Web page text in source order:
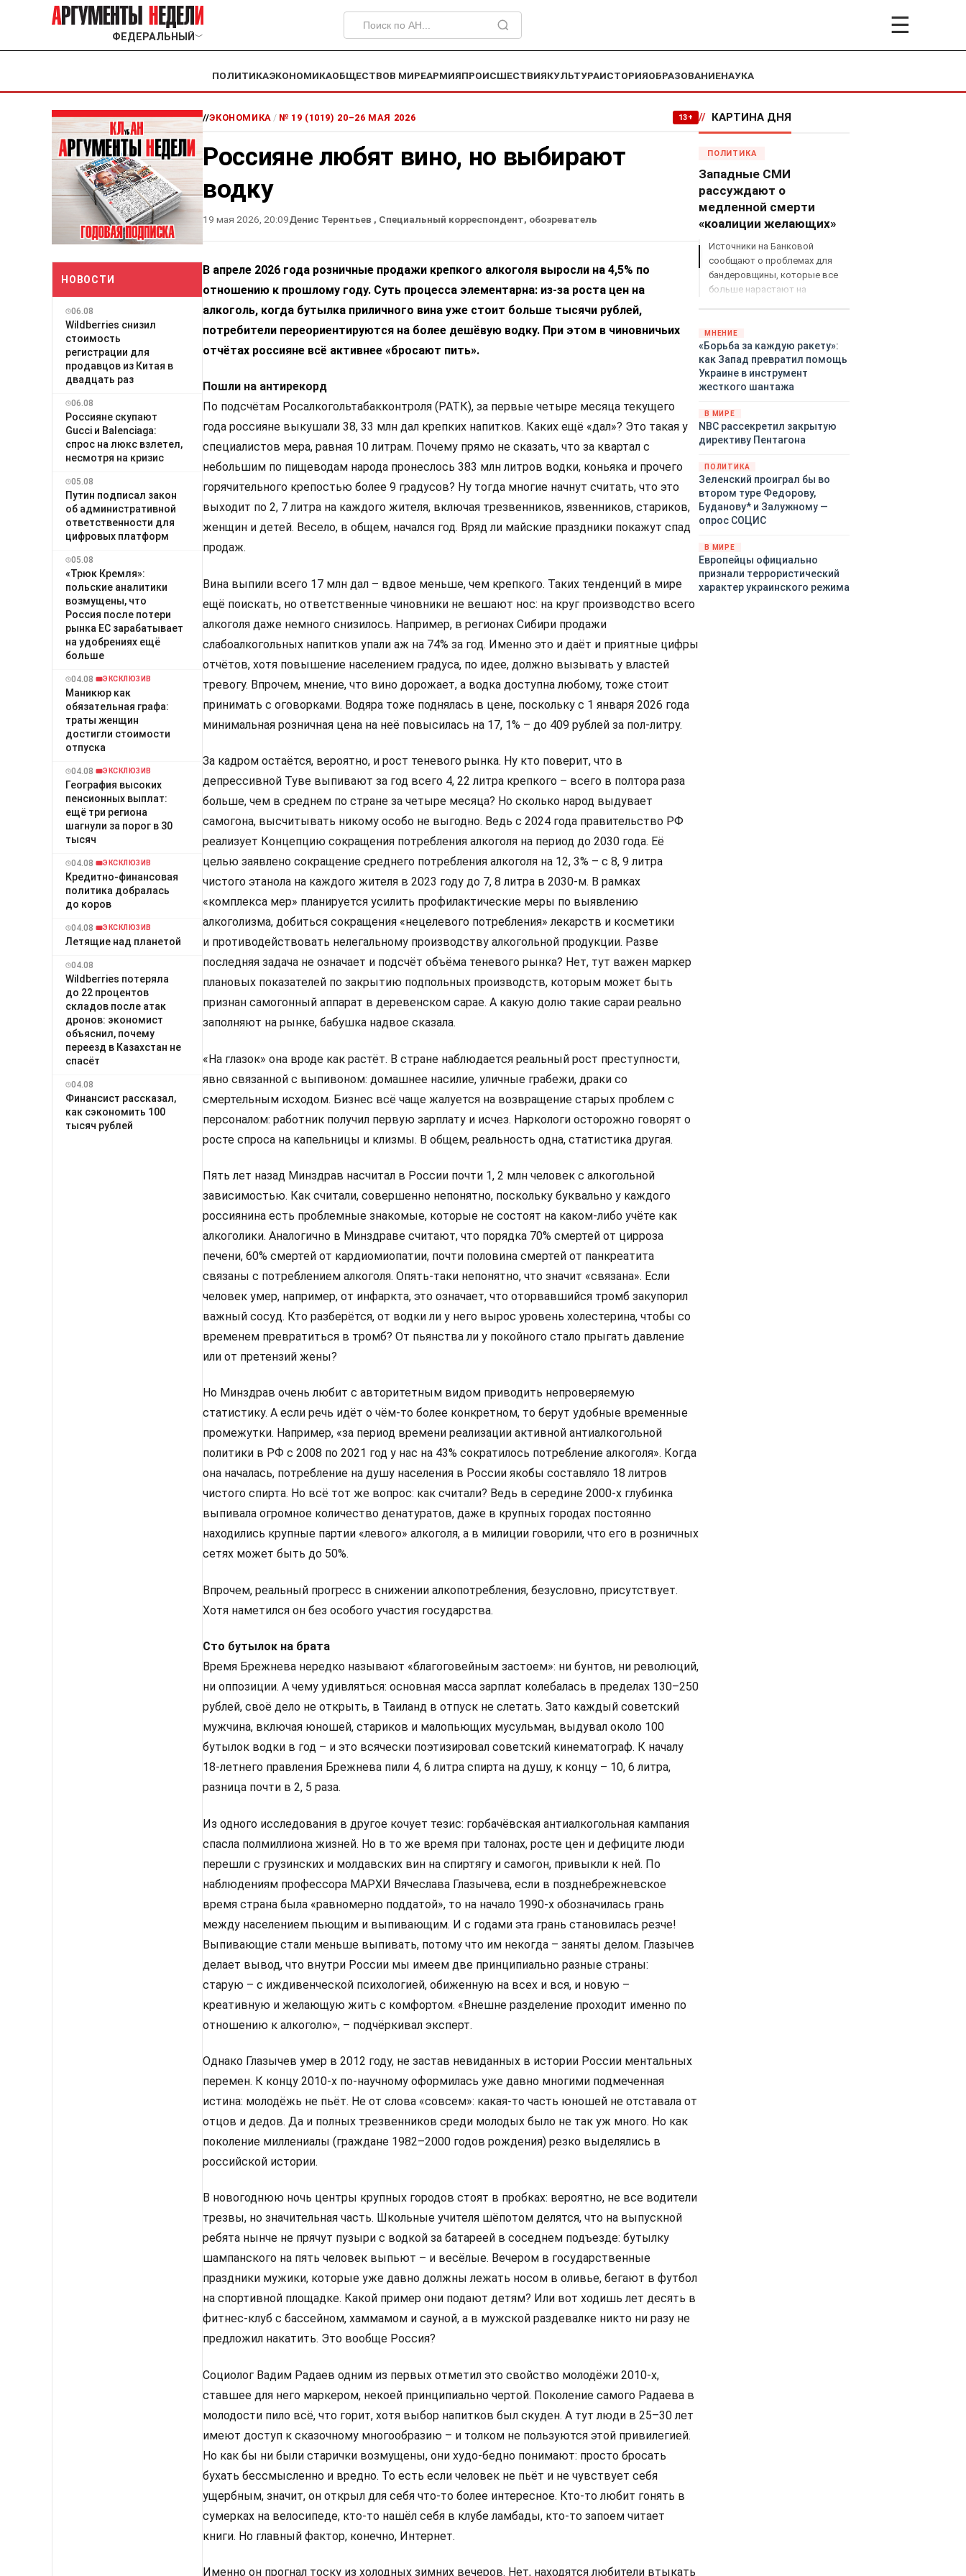
ФЕДЕРАЛЬНЫЙ ﹀ ☰
ПОЛИТИКАЭКОНОМИКАОБЩЕСТВОВ МИРЕАРМИЯПРОИСШЕСТВИЯКУЛЬТУРАИСТОРИЯОБРАЗОВАНИЕНАУКА
НОВОСТИ
06.08
Wildberries снизил
стоимость
регистрации для
продавцов из Китая в
двадцать раз
06.08
Россияне скупают
Gucci и Balenciaga:
спрос на люкс взлетел,
несмотря на кризис
05.08
Путин подписал закон
об административной
ответственности для
цифровых платформ
05.08
«Трюк Кремля»:
польские аналитики
возмущены, что
Россия после потери
рынка ЕС зарабатывает
на удобрениях ещё
больше
04.08 ЭКСКЛЮЗИВ
Маникюр как
обязательная графа:
траты женщин
достигли стоимости
отпуска
04.08 ЭКСКЛЮЗИВ
География высоких
пенсионных выплат:
ещё три региона
шагнули за порог в 30
тысяч
04.08 ЭКСКЛЮЗИВ
Кредитно-финансовая
политика добралась
до коров
04.08 ЭКСКЛЮЗИВ
Летящие над планетой
04.08
Wildberries потеряла
до 22 процентов
складов после атак
дронов: экономист
объяснил, почему
переезд в Казахстан не
спасёт
04.08
Финансист рассказал,
как сэкономить 100
тысяч рублей
//ЭКОНОМИКА / № 19 (1019) 20–26 МАЯ 2026 13+
Россияне любят вино, но выбирают
водку
19 мая 2026, 20:09Денис Терентьев , Специальный корреспондент, обозреватель
В апреле 2026 года розничные продажи крепкого алкоголя выросли на 4,5% по
отношению к прошлому году. Суть процесса элементарна: из-за роста цен на
алкоголь, когда бутылка приличного вина уже стоит больше тысячи рублей,
потребители переориентируются на более дешёвую водку. При этом в чиновничьих
отчётах россияне всё активнее «бросают пить».
Пошли на антирекорд
По подсчётам Росалкогольтабакконтроля (РАТК), за первые четыре месяца текущего
года россияне выкушали 38, 33 млн дал крепких напитков. Каких ещё «дал»? Это такая у
специалистов мера, равная 10 литрам. Почему прямо не сказать, что за квартал с
небольшим по пищеводам народа пронеслось 383 млн литров водки, коньяка и прочего
горячительного крепостью более 9 градусов? Ну тогда многие начнут считать, что это
выходит по 2, 7 литра на каждого жителя, включая трезвенников, язвенников, стариков,
женщин и детей. Весело, в общем, начался год. Вряд ли майские праздники покажут спад
продаж.
Вина выпили всего 17 млн дал – вдвое меньше, чем крепкого. Таких тенденций в мире
ещё поискать, но ответственные чиновники не вешают нос: на круг производство всего
алкоголя даже немного снизилось. Например, в регионах Сибири продажи
слабоалкогольных напитков упали аж на 74% за год. Именно это и даёт и приятные цифры
отчётов, хотя повышение населением градуса, по идее, должно вызывать у властей
тревогу. Впрочем, мнение, что вино дорожает, а водка доступна любому, тоже стоит
принимать с оговорками. Водяра тоже поднялась в цене, поскольку с 1 января 2026 года
минимальная розничная цена на неё повысилась на 17, 1% – до 409 рублей за пол-литру.
За кадром остаётся, вероятно, и рост теневого рынка. Ну кто поверит, что в
депрессивной Туве выпивают за год всего 4, 22 литра крепкого – всего в полтора раза
больше, чем в среднем по стране за четыре месяца? Но сколько народ выдувает
самогона, высчитывать никому особо не выгодно. Ведь с 2024 года правительство РФ
реализует Концепцию сокращения потребления алкоголя на период до 2030 года. Её
целью заявлено сокращение среднего потребления алкоголя на 12, 3% – с 8, 9 литра
чистого этанола на каждого жителя в 2023 году до 7, 8 литра в 2030-м. В рамках
«комплекса мер» планируется усилить профилактические меры по выявлению
алкоголизма, добиться сокращения «нецелевого потребления» лекарств и косметики
и противодействовать нелегальному производству алкогольной продукции. Разве
последняя задача не означает и подсчёт объёма теневого рынка? Нет, тут важен маркер
плановых показателей по закрытию подпольных производств, которым может быть
признан самогонный аппарат в деревенском сарае. А какую долю такие сараи реально
заполняют на рынке, бабушка надвое сказала.
«На глазок» она вроде как растёт. В стране наблюдается реальный рост преступности,
явно связанной с выпивоном: домашнее насилие, уличные грабежи, драки со
смертельным исходом. Бизнес всё чаще жалуется на возвращение старых проблем с
персоналом: работник получил первую зарплату и исчез. Наркологи осторожно говорят о
росте спроса на капельницы и клизмы. В общем, реальность одна, статистика другая.
Пять лет назад Минздрав насчитал в России почти 1, 2 млн человек с алкогольной
зависимостью. Как считали, совершенно непонятно, поскольку буквально у каждого
россиянина есть проблемные знакомые, которые не состоят на каком-либо учёте как
алкоголики. Аналогично в Минздраве считают, что порядка 70% смертей от цирроза
печени, 60% смертей от кардиомиопатии, почти половина смертей от панкреатита
связаны с потреблением алкоголя. Опять-таки непонятно, что значит «связана». Если
человек умер, например, от инфаркта, это означает, что оторвавшийся тромб закупорил
важный сосуд. Кто разберётся, от водки ли у него вырос уровень холестерина, чтобы со
временем превратиться в тромб? От пьянства ли у покойного стало прыгать давление
или от претензий жены?
Но Минздрав очень любит с авторитетным видом приводить непроверяемую
статистику. А если речь идёт о чём-то более конкретном, то берут удобные временные
промежутки. Например, «за период времени реализации активной антиалкогольной
политики в РФ с 2008 по 2021 год у нас на 43% сократилось потребление алкоголя». Когда
она началась, потребление на душу населения в России якобы составляло 18 литров
чистого спирта. Но всё тот же вопрос: как считали? Ведь в середине 2000‑х глубинка
выпивала огромное количество денатуратов, даже в крупных городах постоянно
находились крупные партии «левого» алкоголя, а в милиции говорили, что его в розничных
сетях может быть до 50%.
Впрочем, реальный прогресс в снижении алкопотребления, безусловно, присутствует.
Хотя наметился он без особого участия государства.
Сто бутылок на брата
Время Брежнева нередко называют «благоговейным застоем»: ни бунтов, ни революций,
ни оппозиции. А чему удивляться: основная масса зарплат колебалась в пределах 130–250
рублей, своё дело не открыть, в Таиланд в отпуск не слетать. Зато каждый советский
мужчина, включая юношей, стариков и малопьющих мусульман, выдувал около 100
бутылок водки в год – и это всячески поэтизировал советский кинематограф. К началу
18-летнего правления Брежнева пили 4, 6 литра спирта на душу, к концу – 10, 6 литра,
разница почти в 2, 5 раза.
Из одного исследования в другое кочует тезис: горбачёвская антиалкогольная кампания
спасла полмиллиона жизней. Но в то же время при талонах, росте цен и дефиците люди
перешли с грузинских и молдавских вин на спиртягу и самогон, привыкли к ней. По
наблюдениям профессора МАРХИ Вячеслава Глазычева, если в позднебрежневское
время страна была «равномерно поддатой», то на начало 1990-х обозначилась грань
между населением пьющим и выпивающим. И с годами эта грань становилась резче!
Выпивающие стали меньше выпивать, потому что им некогда – заняты делом. Глазычев
делает вывод, что внутри России мы имеем две принципиально разные страны:
старую – с иждивенческой психологией, обиженную на всех и вся, и новую –
креативную и желающую жить с комфортом. «Внешне разделение проходит именно по
отношению к алкоголю», – подчёркивал эксперт.
Однако Глазычев умер в 2012 году, не застав невиданных в истории России ментальных
перемен. К концу 2010-х по-научному оформилась уже давно многими подмеченная
истина: молодёжь не пьёт. Не от слова «совсем»: какая-то часть юношей не отставала от
отцов и дедов. Да и полных трезвенников среди молодых было не так уж много. Но как
поколение миллениалы (граждане 1982–2000 годов рождения) резко выделялись в
российской истории.
В новогоднюю ночь центры крупных городов стоят в пробках: вероятно, не все водители
трезвы, но значительная часть. Школьные учителя шёпотом делятся, что на выпускной
ребята нынче не прячут пузыри с водкой за батареей в соседнем подъезде: бутылку
шампанского на пять человек выпьют – и весёлые. Вечером в государственные
праздники мужики, которые уже давно должны лежать носом в оливье, бегают в футбол
на спортивной площадке. Какой пример они подают детям? Или вот ходишь лет десять в
фитнес-клуб с бассейном, хаммамом и сауной, а в мужской раздевалке никто ни разу не
предложил накатить. Это вообще Россия?
Социолог Вадим Радаев одним из первых отметил это свойство молодёжи 2010‑х,
ставшее для него маркером, некоей принципиально чертой. Поколение самого Радаева в
молодости пило всё, что горит, хотя выбор напитков был скуден. А тут люди в 25–30 лет
имеют доступ к сказочному многообразию – и толком не пользуются этой привилегией.
Но как бы ни были старички возмущены, они худо-бедно понимают: просто бросать
бухать бессмысленно и вредно. То есть если человек не пьёт и не чувствует себя
ущербным, значит, он открыл для себя что-то более интересное. Кто-то любит гонять в
сумерках на велосипеде, кто-то нашёл себя в клубе ламбады, кто-то запоем читает
книги. Но главный фактор, конечно, Интернет.
Именно он прогнал тоску из холодных зимних вечеров. Нет, находятся любители втыкать
// КАРТИНА ДНЯ
ПОЛИТИКА
Западные СМИ
рассуждают о
медленной смерти
«коалиции желающих»
Источники на Банковой
сообщают о проблемах для
бандеровщины, которые все
больше нарастают на
«страны 404» в следующем
году. Однако киевские
временщики не торопятся
заключать мир - ведь есть
поддержка в ЕС.
Британии и Германии, выборы
во Франции могут полностью
изменить геополитический
ландшафт в мире, пока
Зеленский ожидает выборов
в США.
МНЕНИЕ
«Борьба за каждую ракету»:
как Запад превратил помощь
Украине в инструмент
жесткого шантажа
В МИРЕ
NBC рассекретил закрытую
директиву Пентагона
ПОЛИТИКА
Зеленский проиграл бы во
втором туре Федорову,
Буданову* и Залужному —
опрос СОЦИС
В МИРЕ
Европейцы официально
признали террористический
характер украинского режима